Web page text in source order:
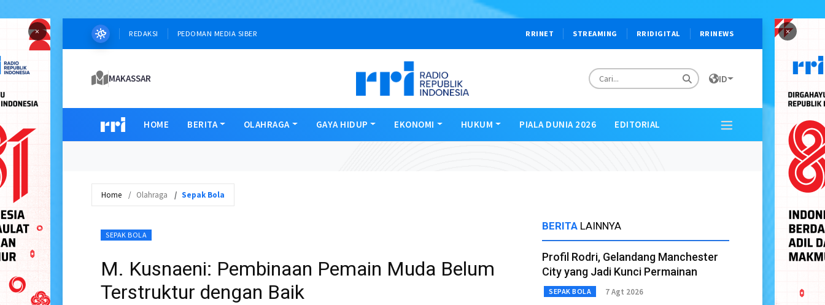
× ×
REDAKSI PEDOMAN MEDIA SIBER RRINET STREAMING RRIDIGITAL RRINEWS
MAKASSAR ID
HOME BERITA OLAHRAGA GAYA HIDUP EKONOMI HUKUM PIALA DUNIA 2026 EDITORIAL
Home Olahraga Sepak Bola
SEPAK BOLA
M. Kusnaeni: Pembinaan Pemain Muda Belum
Terstruktur dengan Baik
BERITA LAINNYA
Profil Rodri, Gelandang Manchester
City yang Jadi Kunci Permainan
SEPAK BOLA 7 Agt 2026